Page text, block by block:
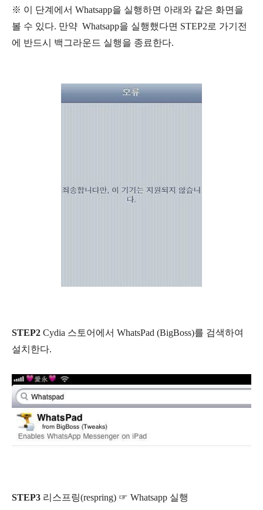
※ 이 단계에서 Whatsapp을 실행하면 아래와 같은 화면을
볼 수 있다. 만약 Whatsapp을 실행했다면 STEP2로 가기전
에 반드시 백그라운드 실행을 종료한다.
STEP2 Cydia 스토어에서 WhatsPad (BigBoss)를 검색하여
설치한다.
STEP3 리스프링(respring) ☞ Whatsapp 실행